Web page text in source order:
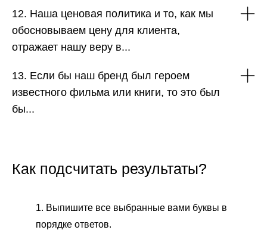
12. Наша ценовая политика и то, как мы
обосновываем цену для клиента,
отражает нашу веру в...
13. Если бы наш бренд был героем
известного фильма или книги, то это был
бы...
Как подсчитать результаты?
Выпишите все выбранные вами буквы в
порядке ответов.